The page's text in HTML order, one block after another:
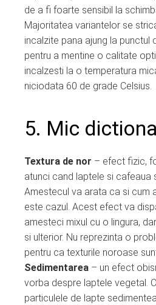
de a fi foarte sensibil la
Majoritatea variantelor se
incalzite pana ajung la punctul
pentru a mentine o calitate
incalzesti la o temperatura
niciodata 60 de grade Celsius.
5. Mic
Textura de nor – efect fizic,
atunci cand laptele si cafeaua
Amestecul va arata ca si cum
este cazul. Acest efect va
amesteci mixul cu o lingura,
si ulterior. Nu reprezinta o
pentru ca texturile noroase
Sedimentarea – un efect
vorba despre laptele vegetal.
particulele de lapte